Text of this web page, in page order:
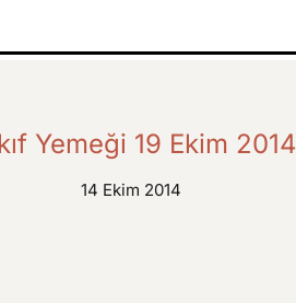
Yemeği 19 Ekim 2014
14 Ekim 2014